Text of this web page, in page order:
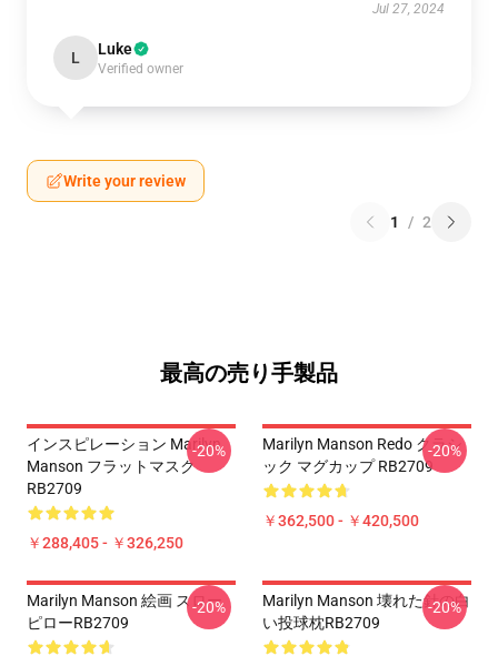
Jul 27, 2024
L Luke
Verified owner
Write your review
1 / 2
最高の売り手製品
インスピレーション Marilyn
Manson フラットマスク
RB2709
￥288,405 - ￥326,250
-20%
Marilyn Manson Redo クラシ
ック マグカップ RB2709
￥362,500 - ￥420,500
-20%
Marilyn Manson 絵画 スロー
ピローRB2709
-20%
Marilyn Manson 壊れた針の白
い投球枕RB2709
-20%